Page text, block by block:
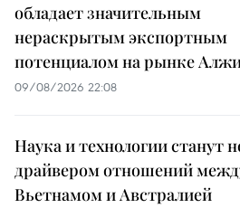
обладает значительным
нераскрытым экспортным
потенциалом на рынке
09/08/2026 22:08
Наука и технологии станут
драйвером отношений
Вьетнамом и Австралией